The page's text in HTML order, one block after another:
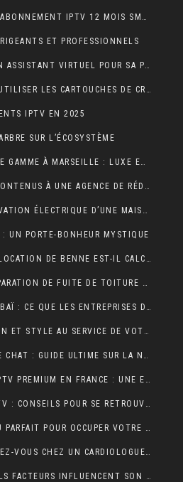
GUIDE COMPLET POUR UN ABONNEMENT IPTV 12 MOIS SMART TV
ET PROFESSIONNELS
POURQUOI OPTER POUR UN ASSISTANT VIRTUEL POUR SA PME ET TPE : LA CLÉ D’UNE EFFICACITÉ DÉCUPLÉE
LE GUIDE COMPLET POUR UTILISER LES CARTOUCHES DE CRÈME AU PROTOXYDE D’AZOTE DE MANIÈRE SÛRE ET CRÉATIVE DANS LA CUISINE
IPTV EN 2025
SUR L’ÉCOSYSTÈME
RÉSERVATION VTC HAUT DE GAMME À MARSEILLE : LUXE ET CONFORT
POURQUOI CONFIER VOS CONTENUS À UNE AGENCE DE RÉDACTION ? LA CLÉ DU SUCCÈS EN LIGNE
COMBIEN COÛTE LA RÉNOVATION ÉLECTRIQUE D’UNE MAISON OU D’UN APPARTEMENT ?
UN PORTE-BONHEUR MYSTIQUE
COMMENT LE PRIX D’UNE LOCATION DE BENNE EST-IL CALCULÉ ?
LES AVANTAGES D’UNE RÉPARATION DE FUITE DE TOITURE EN URGENCE
COMPRENDRE LA TVA À DUBAÏ : CE QUE LES ENTREPRISES DOIVENT SAVOIR
LA CRÉDENCE : PROTECTION ET STYLE AU SERVICE DE VOTRE INTÉRIEUR
COMMENT NOURRIR VOTRE CHAT : GUIDE ULTIME SUR LA NUTRITION ADAPTÉE ET OPTIMALE
MEILLEUR FOURNISSEUR IPTV PREMIUM EN FRANCE : UNE EXPÉRIENCE TÉLÉVISUELLE SUR MESURE
TROUVER LE MEILLEUR IPTV : CONSEILS POUR SE RETROUVER PLUS FACILEMENT
SPIDER SOLITAIRE : LE JEU PARFAIT POUR OCCUPER VOTRE TEMPS LIBRE ET STIMULER VOTRE CERVEAU !
COMMENT AVOIR UN RENDEZ-VOUS CHEZ UN CARDIOLOGUE À FÈS ?
GAZ HILARANT PRIX : QUELS FACTEURS INFLUENCENT SON COÛT ET OÙ LE TROUVER AU MEILLEUR TARIF ?